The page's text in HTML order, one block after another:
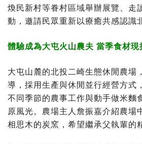
煥民新村等眷村區域舉辦展覽、走
動，邀請民眾重新以療癒共感認識
體驗成為大屯火山農夫 當季食材現
大屯山麓的北投二崎生態休閒農場
導，採用生產與休閒並行經營方式
不同季節的農事工作與動手做米麵
原風光。農場主人詹振嘉介紹農場
相思木的炭窯，希望繼承父執輩的